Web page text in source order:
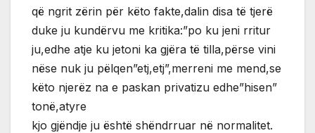
që ngrit zërin për këto fakte,dalin disa të tjerë
duke ju kundërvu me kritika:”po ku jeni rritur
ju,edhe atje ku jetoni ka gjëra të tilla,përse vini
nëse nuk ju pëlqen”etj,etj”,merreni me mend,se
këto njerëz na e paskan privatizu edhe”hisen”
tonë,atyre
kjo gjëndje ju është shëndrruar në normalitet.